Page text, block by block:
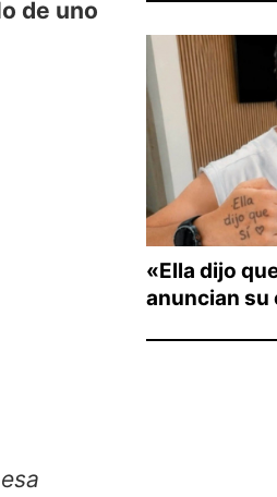
de uno
«Ella dijo
anuncian su